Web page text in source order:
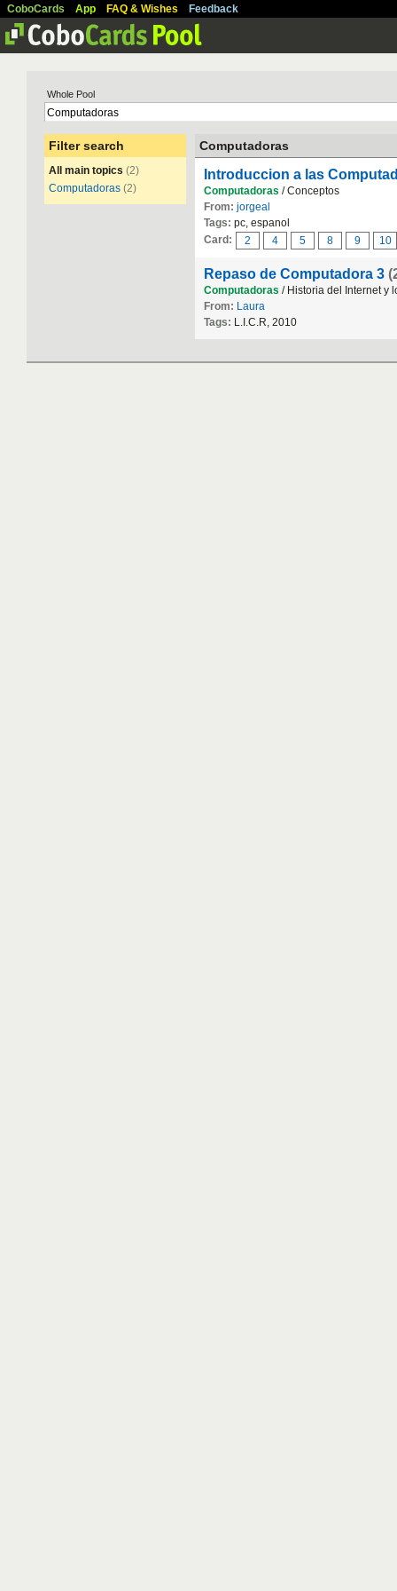
CoboCards App FAQ & Wishes Feedback
Whole Pool
Filter search
All main topics (2)
Computadoras (2)
Computadoras
Introduccion a las
Computadoras / Conceptos
From: jorgeal
Tags: pc, espanol
Card:
2 4 5 8 9 10
Repaso de Computadora 3
Computadoras / Historia del Internet y
From: Laura
Tags: L.I.C.R, 2010